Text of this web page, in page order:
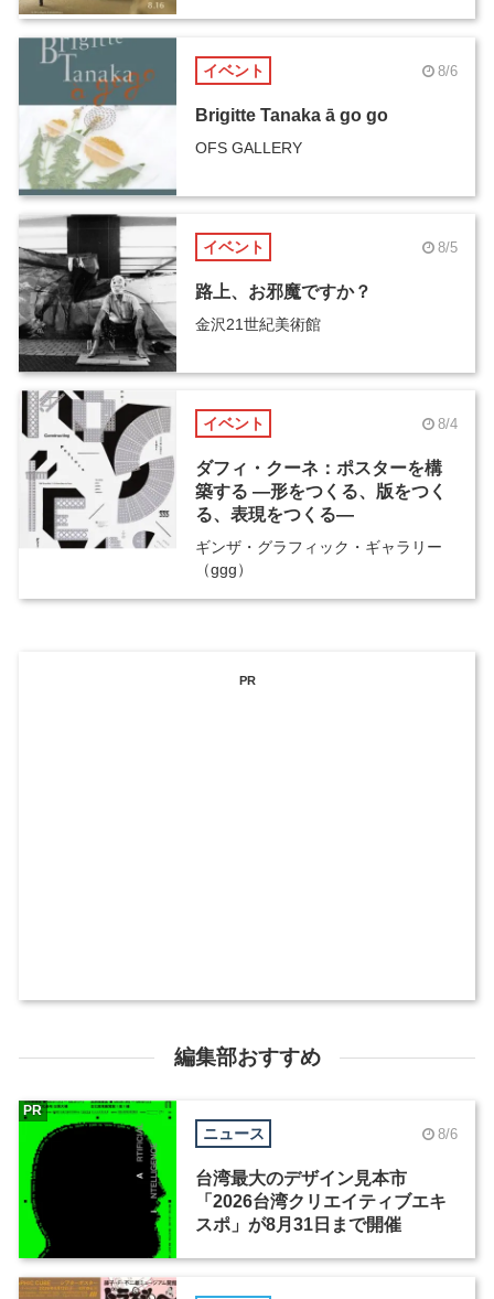
イベント 8/6
Brigitte Tanaka ā go go
OFS GALLERY
イベント 8/5
路上、お邪魔ですか？
金沢21世紀美術館
イベント 8/4
ダフィ・クーネ：ポスターを構
築する ―形をつくる、版をつく
る、表現をつくる―
ギンザ・グラフィック・ギャラリー
（ggg）
PR
編集部おすすめ
ニュース 8/6
台湾最大のデザイン見本市
「2026台湾クリエイティブエキ
スポ」が8月31日まで開催
PR